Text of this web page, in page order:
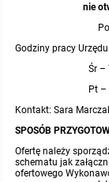
nie
Godziny pracy
Śr – 7.30
Pt – 7.30
Kontakt: Sara
SPOSÓB
Ofertę należy
schematu jak
ofertowego